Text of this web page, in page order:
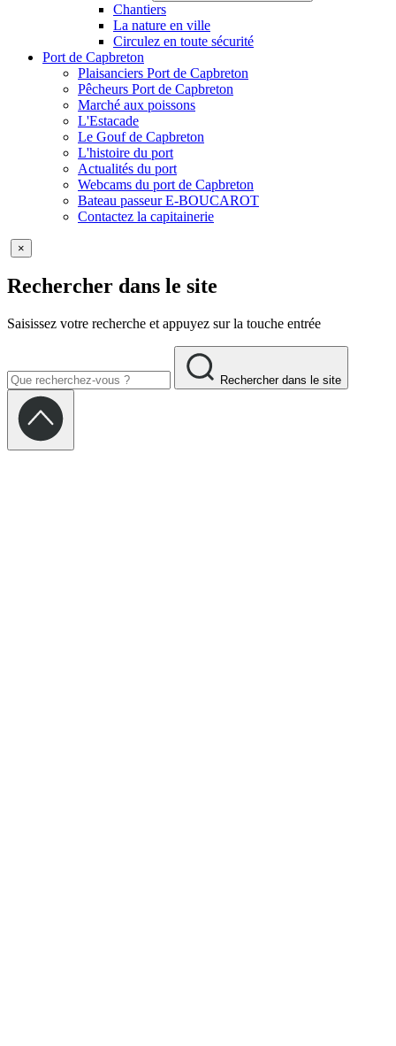
Chantiers
La nature en ville
Circulez en toute sécurité
Port de Capbreton
Plaisanciers Port de Capbreton
Pêcheurs Port de Capbreton
Marché aux poissons
L'Estacade
Le Gouf de Capbreton
L'histoire du port
Actualités du port
Webcams du port de Capbreton
Bateau passeur E-BOUCAROT
Contactez la capitainerie
×
Rechercher dans le site
Saisissez votre recherche et appuyez sur la touche entrée
Rechercher dans le site